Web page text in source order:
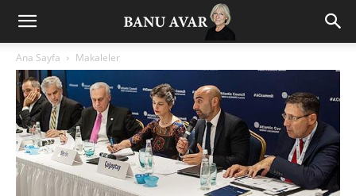
Ana Sayfa Makaleler